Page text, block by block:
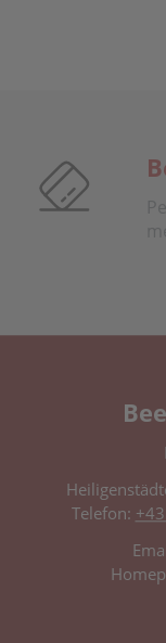
Telefon: